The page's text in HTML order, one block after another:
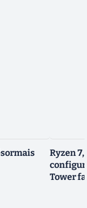
Ryzen 7,
Tower